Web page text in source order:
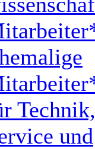
Technik,
und